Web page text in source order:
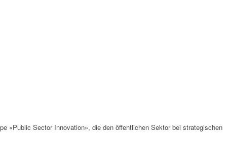
«Public Sector Innovation», die den öffentlichen Sektor bei strategischen